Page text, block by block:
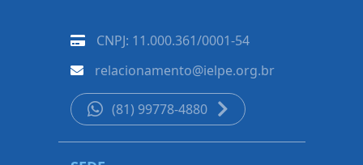
CNPJ: 11.000.361/0001-54
relacionamento@ielpe.org.br
(81) 99778-4880